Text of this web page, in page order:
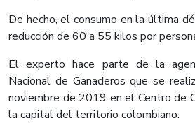
De hecho, el consumo en la última
reducción de 60 a 55 kilos por
El experto hace parte de la
Nacional de Ganaderos que se
noviembre de 2019 en el Centro de
la capital del territorio colombiano.